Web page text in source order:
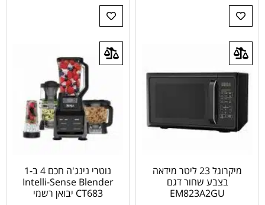
מיקרוגל 23 ליטר מידאה
בצבע שחור דגם
EM823A2GU
נוטרי נינג'ה חכם 4 ב-1
Intelli-Sense Blender
CT683 יבואן רשמי